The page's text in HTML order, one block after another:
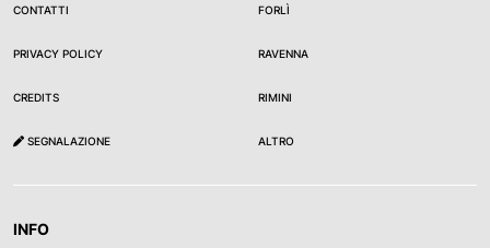
CONTATTI
PRIVACY POLICY
CREDITS
SEGNALAZIONE
FORLÌ
RAVENNA
RIMINI
ALTRO
INFO